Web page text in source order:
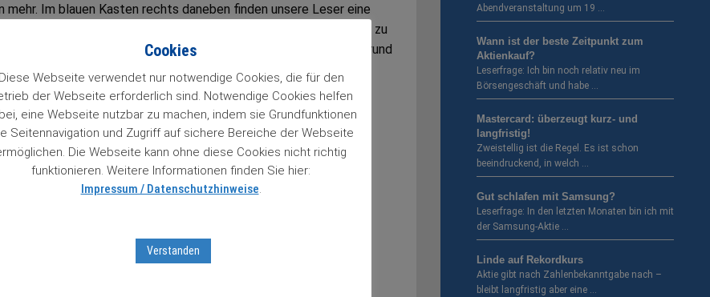
Im blauen Kasten rechts daneben finden unsere Leser eine
Mit einem Klick auf den Titel gelangt man auch zu
Zugriff auf Informationen zu unseren „84 Lieblingen“, die unter rund
Wachstumswert von uns erhalten haben. Das muss ein
Aktienbrief unverbindlich testenmit Sofortfreischaltungzu
…
in unserem Börsenticker:
– wie passt das zusammen?
Abendveranstaltung um 19 …
Wann ist der beste Zeitpunkt zum
Aktienkauf?
Leserfrage: Ich bin noch relativ neu im
Börsengeschäft und habe …
Mastercard: überzeugt kurz- und
langfristig!
Zweistellig ist die Regel. Es ist schon
beeindruckend, in welch …
Gut schlafen mit Samsung?
Leserfrage: In den letzten Monaten bin ich mit
der Samsung-Aktie …
Linde auf Rekordkurs
Aktie gibt nach Zahlenbekanntgabe nach –
bleibt langfristig aber eine …
Cookies
Diese Webseite verwendet nur notwendige Cookies, die für den
der Webseite erforderlich sind. Notwendige Cookies helfen
eine Webseite nutzbar zu machen, indem sie Grundfunktionen
Seitennavigation und Zugriff auf sichere Bereiche der Webseite
Die Webseite kann ohne diese Cookies nicht richtig
funktionieren. Weitere Informationen finden Sie hier:
Impressum / Datenschutzhinweise
Verstanden